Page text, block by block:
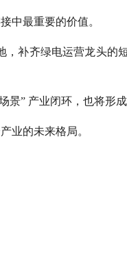
中最重要的价值。
，补齐绿电运营龙头
” 产业闭环，也将形
业的未来格局。